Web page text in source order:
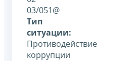
03/051@
Тип
ситуации:
Противодействие
коррупции